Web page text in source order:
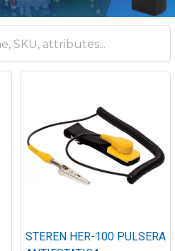
STEREN HER-100 PULSERA